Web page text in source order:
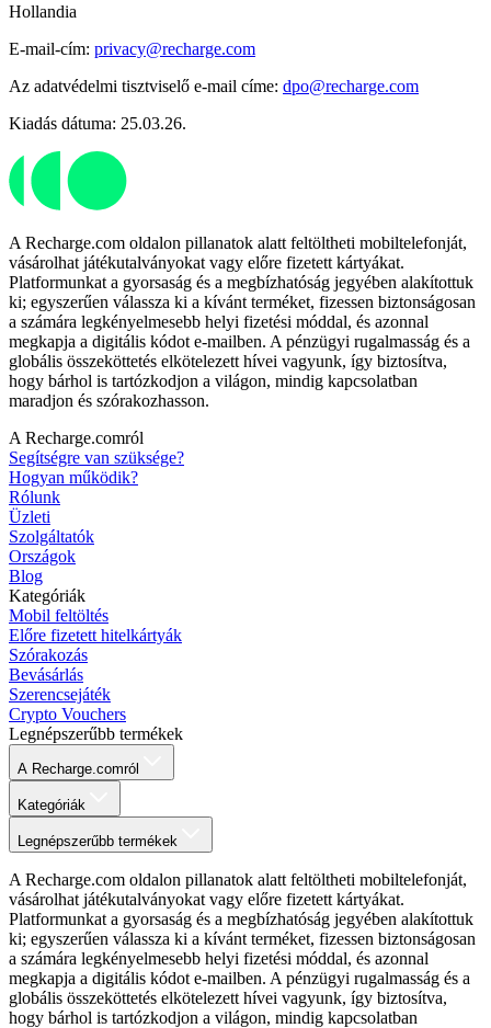
Hollandia
E-mail-cím: privacy@recharge.com
Az adatvédelmi tisztviselő e-mail címe: dpo@recharge.com
Kiadás dátuma: 25.03.26.
A Recharge.com oldalon pillanatok alatt feltöltheti mobiltelefonját,
vásárolhat játékutalványokat vagy előre fizetett kártyákat.
Platformunkat a gyorsaság és a megbízhatóság jegyében alakítottuk
ki; egyszerűen válassza ki a kívánt terméket, fizessen biztonságosan
a számára legkényelmesebb helyi fizetési móddal, és azonnal
megkapja a digitális kódot e-mailben. A pénzügyi rugalmasság és a
globális összeköttetés elkötelezett hívei vagyunk, így biztosítva,
hogy bárhol is tartózkodjon a világon, mindig kapcsolatban
maradjon és szórakozhasson.
A Recharge.comról
Segítségre van szüksége?
Hogyan működik?
Rólunk
Üzleti
Szolgáltatók
Országok
Blog
Kategóriák
Mobil feltöltés
Előre fizetett hitelkártyák
Szórakozás
Bevásárlás
Szerencsejáték
Crypto Vouchers
Legnépszerűbb termékek
A Recharge.comról
Kategóriák
Legnépszerűbb termékek
A Recharge.com oldalon pillanatok alatt feltöltheti mobiltelefonját,
vásárolhat játékutalványokat vagy előre fizetett kártyákat.
Platformunkat a gyorsaság és a megbízhatóság jegyében alakítottuk
ki; egyszerűen válassza ki a kívánt terméket, fizessen biztonságosan
a számára legkényelmesebb helyi fizetési móddal, és azonnal
megkapja a digitális kódot e-mailben. A pénzügyi rugalmasság és a
globális összeköttetés elkötelezett hívei vagyunk, így biztosítva,
hogy bárhol is tartózkodjon a világon, mindig kapcsolatban